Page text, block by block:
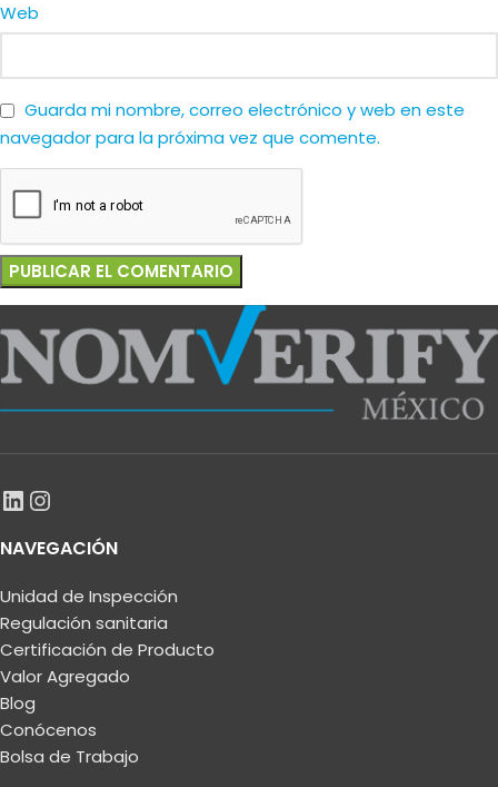
Web
Guarda mi nombre, correo electrónico y web en este
navegador para la próxima vez que comente.
NAVEGACIÓN
Unidad de Inspección
Regulación sanitaria
Certificación de Producto
Valor Agregado
Blog
Conócenos
Bolsa de Trabajo